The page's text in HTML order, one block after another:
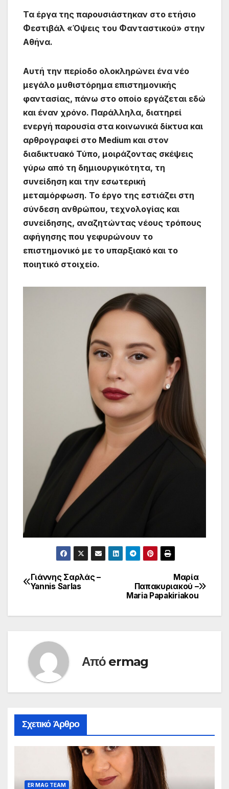
Τα έργα της παρουσιάστηκαν στο ετήσιο
Φεστιβάλ «Όψεις του Φανταστικού» στην
Αθήνα.
Αυτή την περίοδο ολοκληρώνει ένα νέο
μεγάλο μυθιστόρημα επιστημονικής
φαντασίας, πάνω στο οποίο εργάζεται εδώ
και έναν χρόνο. Παράλληλα, διατηρεί
ενεργή παρουσία στα κοινωνικά δίκτυα και
αρθρογραφεί στο Medium και στον
διαδικτυακό Τύπο, μοιράζοντας σκέψεις
γύρω από τη δημιουργικότητα, τη
συνείδηση και την εσωτερική
μεταμόρφωση. Το έργο της εστιάζει στη
σύνδεση ανθρώπου, τεχνολογίας και
συνείδησης, αναζητώντας νέους τρόπους
αφήγησης που γεφυρώνουν το
επιστημονικό με το υπαρξιακό και το
ποιητικό στοιχείο.
Πλοήγηση
Μαρία
Παπακυριακού –
Maria Papakiriakou
Γιάννης Σαρλάς –
Yannis Sarlas
Από ermag
Σχετικό Άρθρο
ER MAG TEAM